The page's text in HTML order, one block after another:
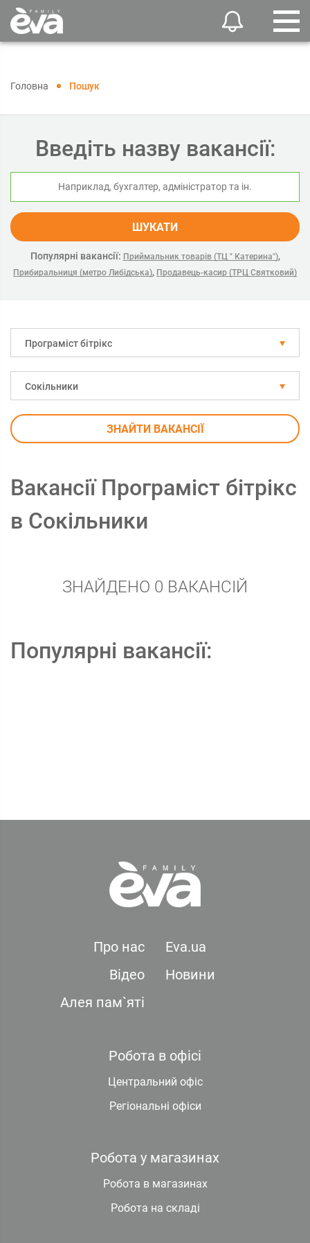
Головна Пошук
Введіть назву вакансії:
ШУКАТИ
Популярні вакансії: Приймальник товарів (ТЦ " Катерина"),
Прибиральниця (метро Либідська), Продавець-касир (ТРЦ Святковий)
Програміст бітрікс
Сокільники
ЗНАЙТИ ВАКАНСІЇ
Вакансії Програміст бітрікс
в Сокільники
ЗНАЙДЕНО 0 ВАКАНСІЙ
Популярні вакансії:
Про нас
Eva.ua
Відео
Новини
Алея пам`яті
Робота в офісі
Центральний офіс
Регіональні офіси
Робота у магазинах
Робота в магазинах
Робота на складі